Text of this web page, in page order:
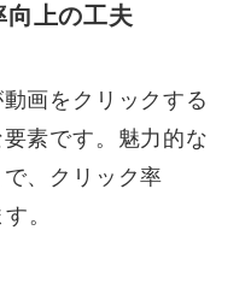
向上の工夫
画をクリックする
素です。魅力的な
、クリック率
。